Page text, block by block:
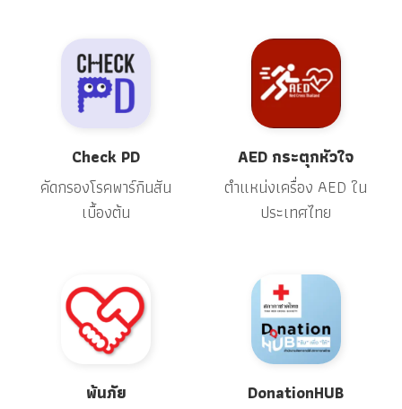
Check PD
คัดกรองโรคพาร์กินสัน
เบื้องต้น
AED กระตุกหัวใจ
ตำแหน่งเครื่อง AED ใน
ประเทศไทย
พ้นภัย
DonationHUB